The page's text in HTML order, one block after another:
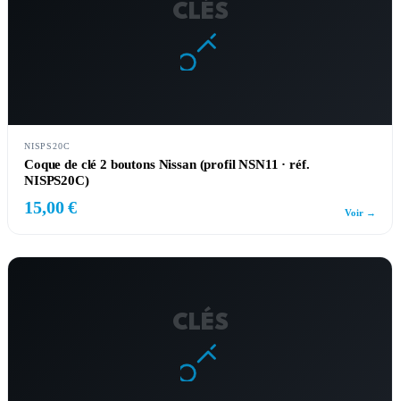
CLÉS
NISPS20C
Coque de clé 2 boutons Nissan (profil NSN11 · réf.
NISPS20C)
15,00 € Voir →
CLÉS